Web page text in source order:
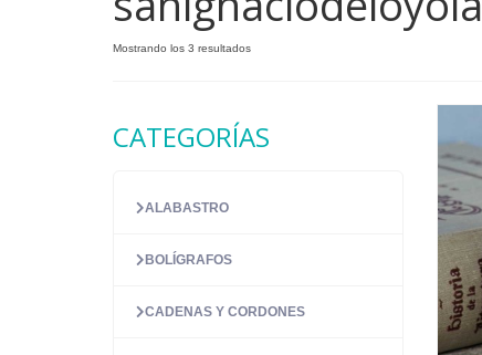
Mostrando los 3 resultadosOrdenado
a
CATEGORÍAS
ALABASTRO
BOLÍGRAFOS
CADENAS Y CORDONES